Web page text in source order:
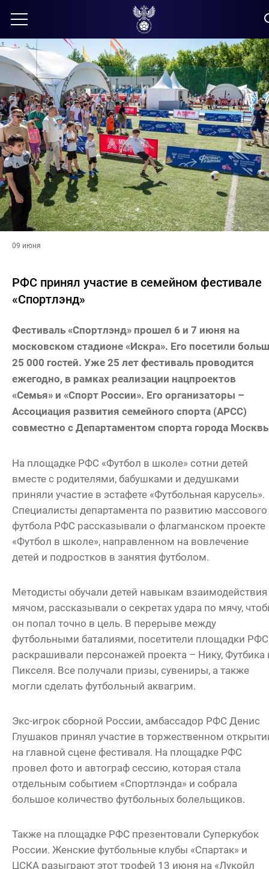
09 июня
РФС принял участие в семейном фестивале
«Спортлэнд»
Фестиваль «Спортлэнд» прошел 6 и 7 июня на
московском стадионе «Искра». Его посетили
25 000 гостей. Уже 25 лет фестиваль проводится
ежегодно, в рамках реализации нацпроектов
«Семья» и «Спорт России». Его организаторы –
Ассоциация развития семейного спорта (АРСС)
совместно с Департаментом спорта города
На площадке РФС «Футбол в школе» сотни детей
вместе с родителями, бабушками и дедушками
приняли участие в эстафете «Футбольная карусель».
Специалисты департамента по развитию массового
футбола РФС рассказывали о флагманском проекте
«Футбол в школе», направленном на вовлечение
детей и подростков в занятия футболом.
Методисты обучали детей навыкам взаимодействия
мячом, рассказывали о секретах удара по мячу,
он попал точно в цель. В перерыве между
футбольными баталиями, посетители площадки РФС
раскрашивали персонажей проекта – Нику, Футбика
Пикселя. Все получали призы, сувениры, а также
могли сделать футбольный аквагрим.
Экс-игрок сборной России, амбассадор РФС Денис
Глушаков принял участие в торжественном
на главной сцене фестиваля. На площадке РФС
провел фото и автограф сессию, которая стала
отдельным событием «Спортлэнда» и собрала
большое количество футбольных болельщиков.
Также на площадке РФС презентовали Суперкубок
России. Женские футбольные клубы «Спартак» и
ЦСКА разыграют этот трофей 13 июня на «Лукойл